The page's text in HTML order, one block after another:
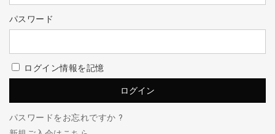
パスワード
ログイン情報を記憶
パスワードをお忘れですか ?